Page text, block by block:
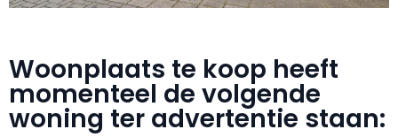
Woonplaats te koop heeft
momenteel de volgende
woning ter advertentie staan: